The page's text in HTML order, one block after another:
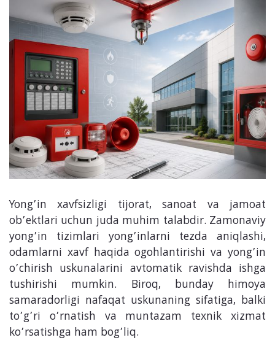
Yong’in xavfsizligi tijorat, sanoat va jamoat
ob’ektlari uchun juda muhim talabdir. Zamonaviy
yong’in tizimlari yong’inlarni tezda aniqlashi,
odamlarni xavf haqida ogohlantirishi va yong’in
o’chirish uskunalarini avtomatik ravishda ishga
tushirishi mumkin. Biroq, bunday himoya
samaradorligi nafaqat uskunaning sifatiga, balki
to’g’ri o’rnatish va muntazam texnik xizmat
ko’rsatishga ham bog’liq.